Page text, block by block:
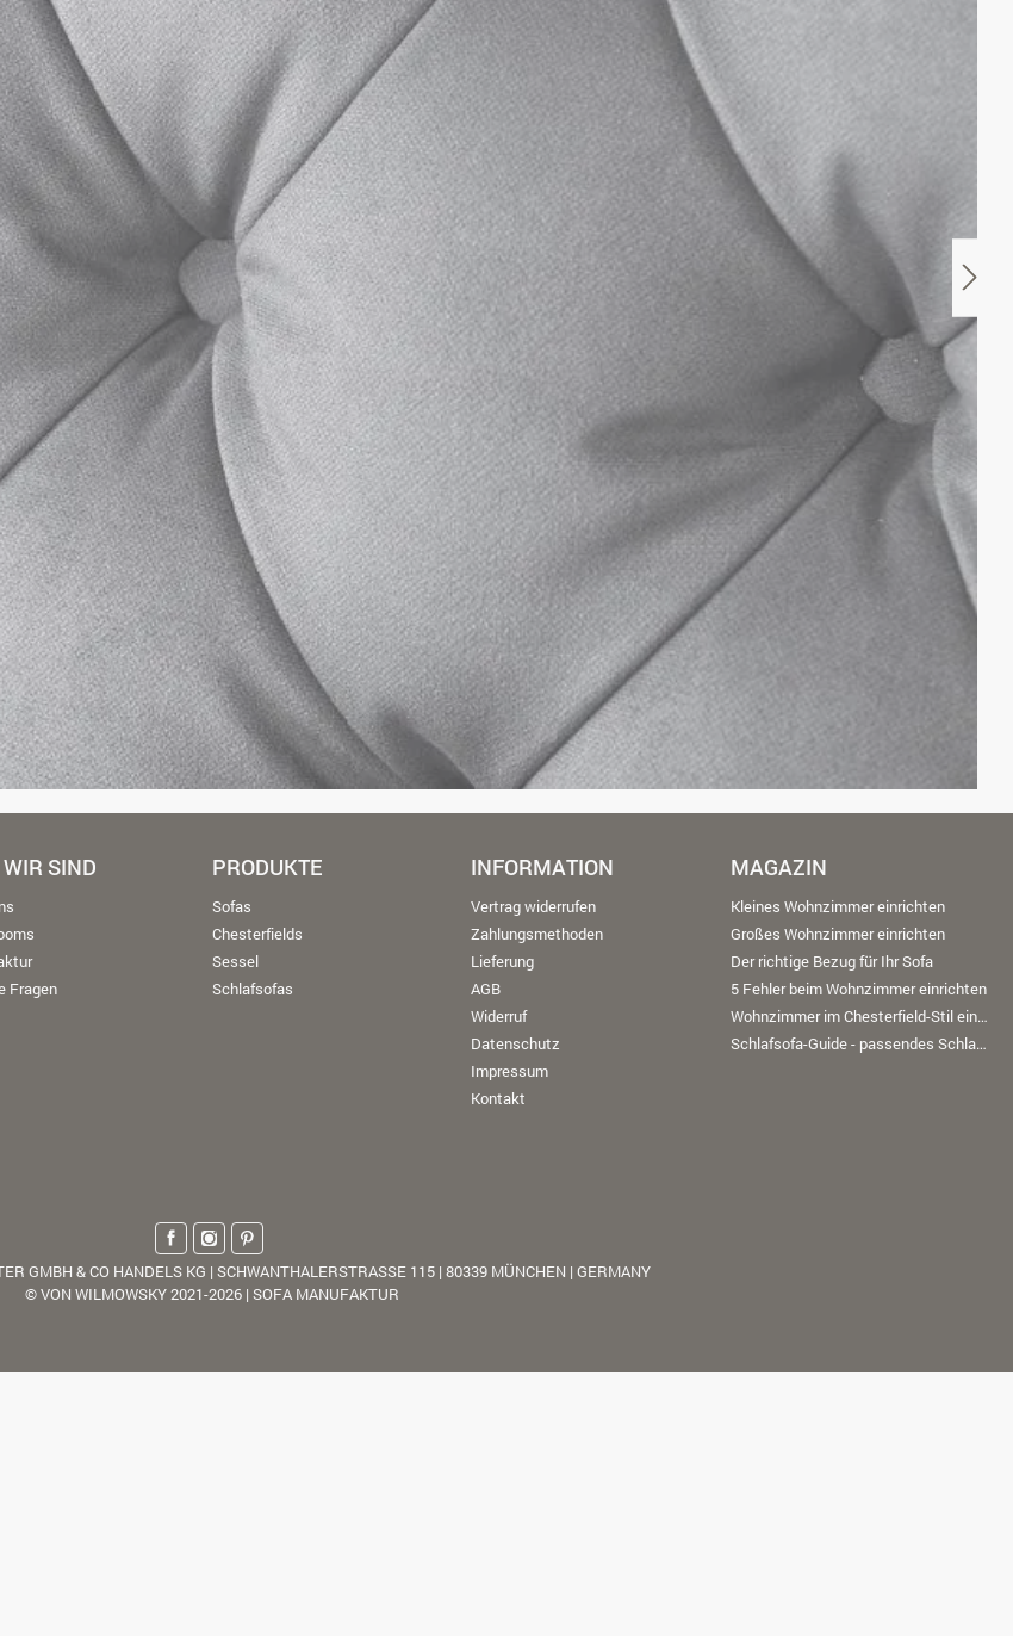
SIND
Fragen
PRODUKTE
Sofas
Chesterfields
Sessel
Schlafsofas
INFORMATION
Vertrag widerrufen
Zahlungsmethoden
Lieferung
AGB
Widerruf
Datenschutz
Impressum
Kontakt
MAGAZIN
Kleines Wohnzimmer einrichten
Großes Wohnzimmer einrichten
Der richtige Bezug für Ihr Sofa
5 Fehler beim Wohnzimmer einrichten
Wohnzimmer im Chesterfield-Stil einrichten
Schlafsofa-Guide - passendes Schlafsofa finden
GMBH & CO HANDELS KG | SCHWANTHALERSTRASSE 115 | 80339 MÜNCHEN | GERMANY
© VON WILMOWSKY 2021-2026 | SOFA MANUFAKTUR